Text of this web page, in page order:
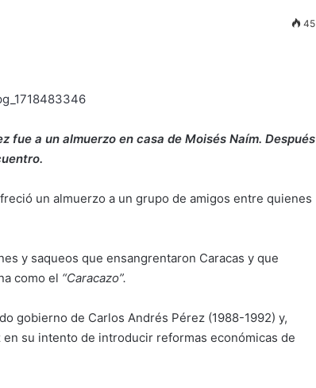
45
fue a un almuerzo en casa de Moisés Naím. Después
un almuerzo a un grupo de amigos entre quienes
y saqueos que ensangrentaron Caracas y que
como el “Caracazo”.
gobierno de Carlos Andrés Pérez (1988-1992) y,
su intento de introducir reformas económicas de